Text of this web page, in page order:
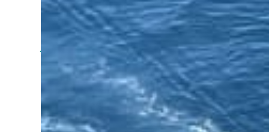
exportaciones
uruguayas en
julio impulsadas
por la carne, la
celulosa y los
lácteos